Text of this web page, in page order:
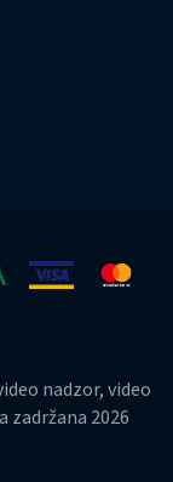
nadzor, video
2026